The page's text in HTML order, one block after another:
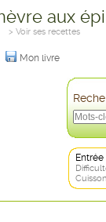
aux
> Voir ses recettes
Mon livre
Entrée